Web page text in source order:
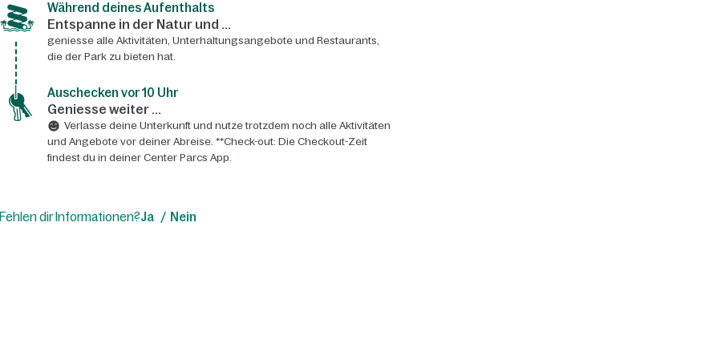
Während deines Aufenthalts
Entspanne in der Natur und ...
geniesse alle Aktivitäten, Unterhaltungsangebote und Restaurants,
die der Park zu bieten hat.
Auschecken vor 10 Uhr
Geniesse weiter ...
Verlasse deine Unterkunft und nutze trotzdem noch alle Aktivitäten
und Angebote vor deiner Abreise. **Check-out: Die Checkout-Zeit
findest du in deiner Center Parcs App.
Fehlen dir Informationen?Ja Nein